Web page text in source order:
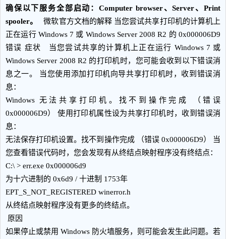
确保以下服务全部启动：Computer browser、Server、Print
spooler。
微软官方文档的解释 当您尝试共享打印机的计算机上
正在运行 Windows 7 或 Windows Server 2008 R2 的 0x000006D9
错误 症状 当您尝试共享的计算机上正在运行 Windows 7 或
Windows Server 2008 R2 的打印机时，您可能会收到以下错误消
息之一。 当您使用添加打印机向导共享打印机时，收到错误消
息：
Windows 无法共享打印机。找不到操作完成 （错误
0x000006D9） 使用打印机属性设为共享打印机时，收到错误消
息：
无法保存打印机设置。找不到操作完成 （错误 0x000006D9） 当
您查看错误代码时，您会发现有从终结点映射程序没有终结点：
C:\ > err.exe 0x000006d9
为十六进制的 0x6d9 / 十进制 1753年
EPT_S_NOT_REGISTERED winerror.h
从终结点映射程序没有更多的终结点。
原因
如果停止或禁用 Windows 防火墙服务，则可能会发生此问题。若